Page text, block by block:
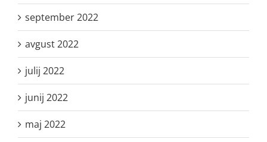
september 2022
avgust 2022
julij 2022
junij 2022
maj 2022